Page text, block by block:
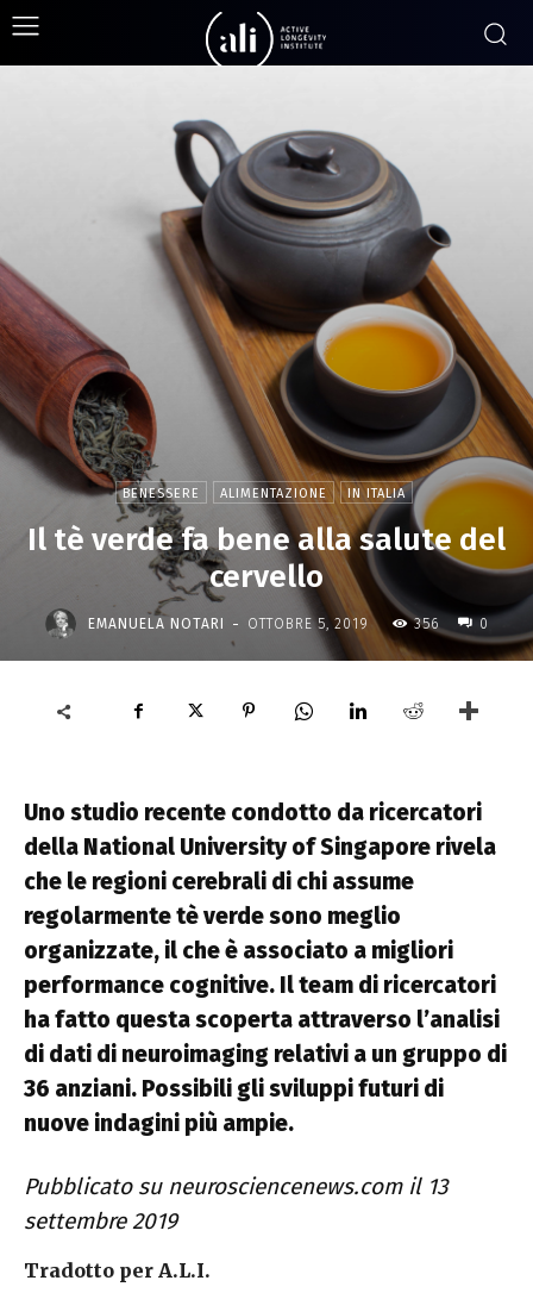
BENESSERE ALIMENTAZIONE IN ITALIA
Il tè verde fa bene alla salute del
cervello
EMANUELA NOTARI - OTTOBRE 5, 2019 356 0
Uno studio recente condotto da ricercatori
della National University of Singapore rivela
che le regioni cerebrali di chi assume
regolarmente tè verde sono meglio
organizzate, il che è associato a migliori
performance cognitive. Il team di ricercatori
ha fatto questa scoperta attraverso l’analisi
di dati di neuroimaging relativi a un gruppo di
36 anziani. Possibili gli sviluppi futuri di
nuove indagini più ampie.
Pubblicato su neurosciencenews.com il 13
settembre 2019
Tradotto per A.L.I.